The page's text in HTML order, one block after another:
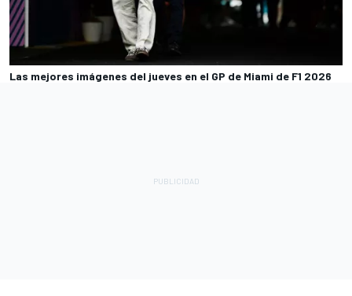
Las mejores imágenes del jueves en el GP de Miami de F1 2026